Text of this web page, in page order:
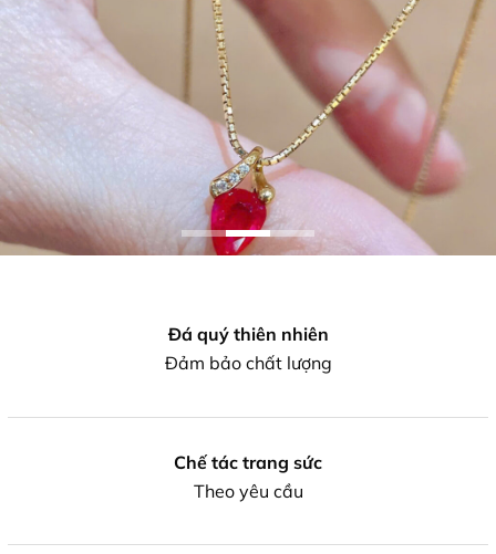
Đá quý thiên nhiên
Đảm bảo chất lượng
Chế tác trang sức
Theo yêu cầu